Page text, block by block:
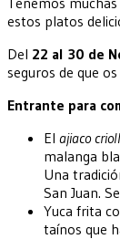
estos platos
Del 22 al 30 de
seguros de que
Entrante para
El ajiaco
malanga
Una
San Juan.
Yuca frita
taínos que